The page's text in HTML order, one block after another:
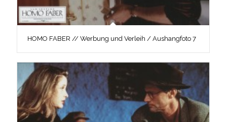
HOMO FABER // Werbung und Verleih / Aushangfoto 7